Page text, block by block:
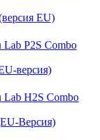
EU)
версия)
Версия)